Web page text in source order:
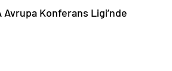
Konferans Ligi’nde